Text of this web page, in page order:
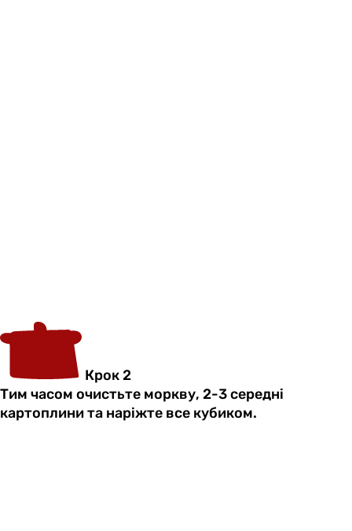
Крок 2
Тим часом очистьте моркву, 2-3 середні
картоплини та наріжте все кубиком.